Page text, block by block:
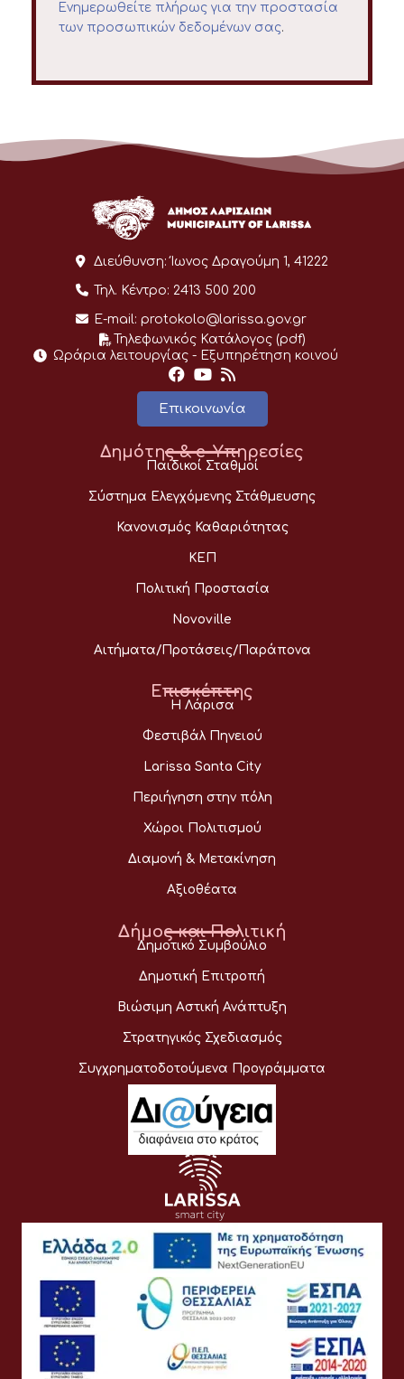
Ενημερωθείτε πλήρως για την προστασία
των προσωπικών δεδομένων σας.
Διεύθυνση: Ίωνος Δραγούμη 1, 41222
Τηλ. Κέντρο: 2413 500 200
E-mail: protokolo@larissa.gov.gr
Τηλεφωνικός Κατάλογος (pdf)
Ωράρια λειτουργίας - Eξυπηρέτηση κοινού
Επικοινωνία
Δημότης & e-Υπηρεσίες
Παιδικοί Σταθμοί
Σύστημα Ελεγχόμενης Στάθμευσης
Κανονισμός Καθαριότητας
ΚΕΠ
Πολιτική Προστασία
Novoville
Αιτήματα/Προτάσεις/Παράπονα
Επισκέπτης
Η Λάρισα
Φεστιβάλ Πηνειού
Larissa Santa City
Περιήγηση στην πόλη
Χώροι Πολιτισμού
Διαμονή & Μετακίνηση
Αξιοθέατα
Δήμος και Πολιτική
Δημοτικό Συμβούλιο
Δημοτική Επιτροπή
Βιώσιμη Αστική Ανάπτυξη
Στρατηγικός Σχεδιασμός
Συγχρηματοδοτούμενα Προγράμματα